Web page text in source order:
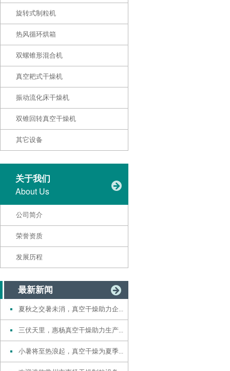
旋转式制粒机
热风循环烘箱
双螺锥形混合机
真空耙式干燥机
振动流化床干燥机
双锥回转真空干燥机
其它设备
关于我们
About Us
公司简介
荣誉资质
发展历程
最新新闻
夏秋之交暑未消，真空干燥助力企...
三伏天里，惠杨真空干燥助力生产...
小暑将至热浪起，真空干燥为夏季...